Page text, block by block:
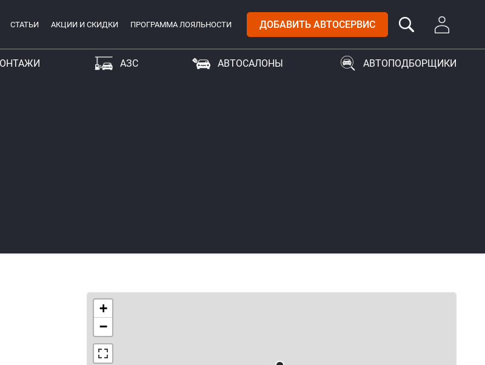
СТАТЬИ АКЦИИ И СКИДКИ ПРОГРАММА ЛОЯЛЬНОСТИ ДОБАВИТЬ АВТОСЕРВИС
АЗС АВТОСАЛОНЫ АВТОПОДБОРЩИКИ
+
−